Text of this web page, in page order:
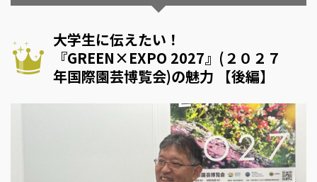
大学生に伝えたい！
『GREEN×EXPO 2027』(２０２７
年国際園芸博覧会)の魅力 【後編】